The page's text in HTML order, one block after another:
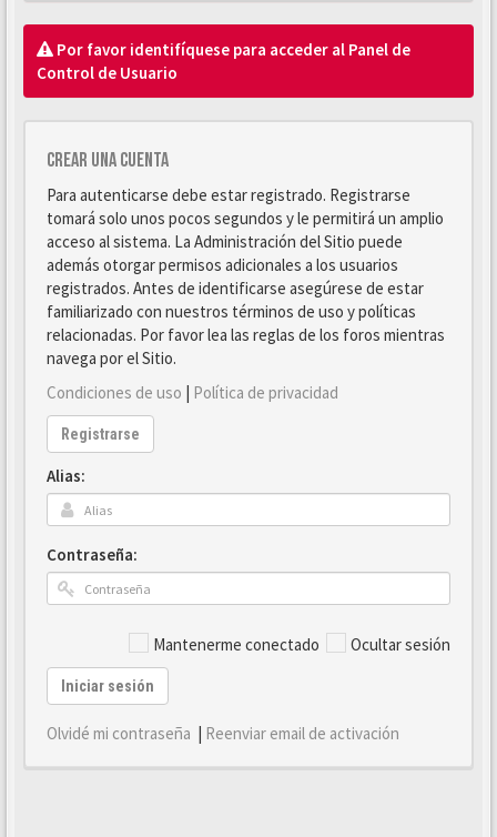
Por favor identifíquese para acceder al Panel de
Control de Usuario
Crear una cuenta
Para autenticarse debe estar registrado. Registrarse
tomará solo unos pocos segundos y le permitirá un amplio
acceso al sistema. La Administración del Sitio puede
además otorgar permisos adicionales a los usuarios
registrados. Antes de identificarse asegúrese de estar
familiarizado con nuestros términos de uso y políticas
relacionadas. Por favor lea las reglas de los foros mientras
navega por el Sitio.
Condiciones de uso | Política de privacidad
Registrarse
Alias:
Contraseña:
Mantenerme conectado Ocultar sesión
Iniciar sesión
Olvidé mi contraseña | Reenviar email de activación